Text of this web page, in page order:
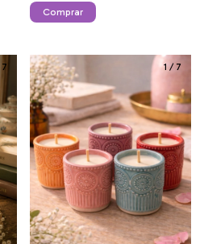
Comprar
7 1 / 7